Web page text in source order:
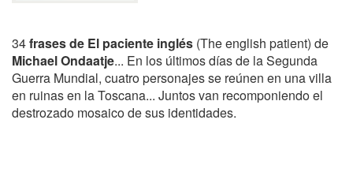
34frases de El paciente inglés (The english patient) de
Michael Ondaatje... En los últimos días de la Segunda
Guerra Mundial, cuatro personajes se reúnen en una villa
en ruinas en la Toscana... Juntos van recomponiendo el
destrozado mosaico de sus identidades.